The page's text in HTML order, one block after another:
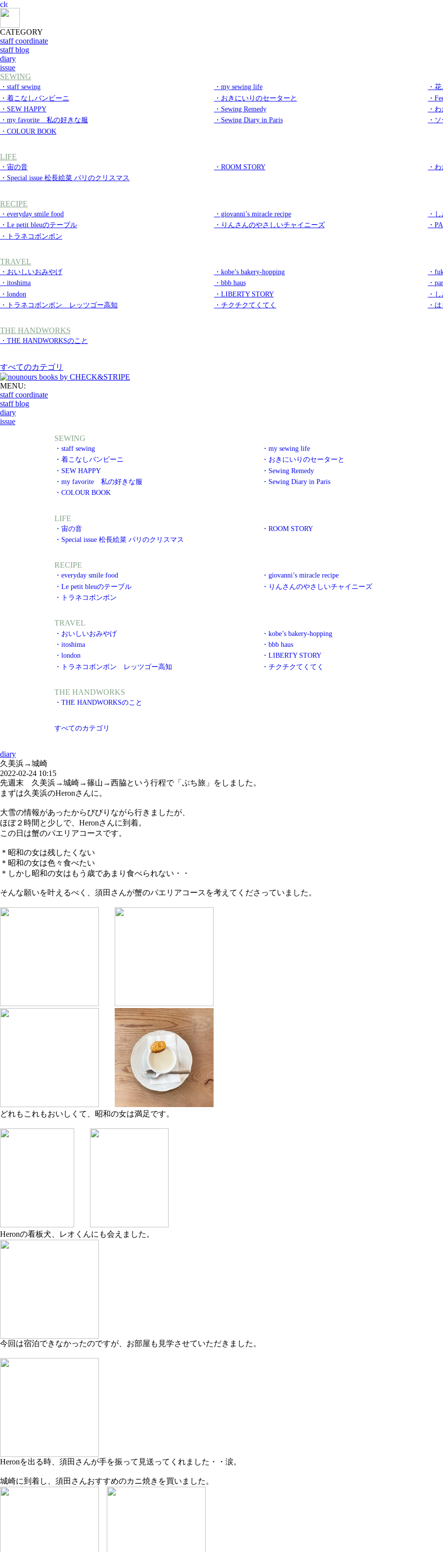
CATEGORY
staff coordinate
staff blog
diary
issue
SEWING
・staff sewing ・my sewing life
・
・着こなしバンビーニ
・おきにいりのセーターと
・
・SEW HAPPY
・Sewing Remedy
・
・my favorite 私の好きな服
・Sewing Diary in Paris
・
・COLOUR BOOK
LIFE
・宙の音 ・ROOM STORY
・
・Special issue 松長絵菜 パリのクリスマス
RECIPE
・everyday smile food ・giovanni’s miracle recipe
・
・Le petit bleuのテーブル
・りんさんのやさしいチャイニーズ
・
・トラネコボンボン
TRAVEL
・おいしいおみやげ ・kobe’s bakery-hopping
・
・itoshima
・bbb haus
・
・london
・LIBERTY STORY
・
・トラネコボンボン レッツゴー高知
・チクチクてくてく ・
THE HANDWORKS
・THE HANDWORKSのこと
すべてのカテゴリ
MENU:
staff coordinate
staff blog
diary
issue
SEWING
・staff sewing ・my sewing life
・着こなしバンビーニ
・おきにいりのセーターと
・SEW HAPPY
・Sewing Remedy
・my favorite 私の好きな服
・Sewing Diary in Paris
・COLOUR BOOK
LIFE
・宙の音 ・ROOM STORY
・Special issue 松長絵菜 パリのクリスマス
RECIPE
・everyday smile food ・giovanni’s miracle recipe
・Le petit bleuのテーブル
・りんさんのやさしいチャイニーズ
・トラネコボンボン
TRAVEL
・おいしいおみやげ ・kobe’s bakery-hopping
・itoshima
・bbb haus
・london
・LIBERTY STORY
・トラネコボンボン レッツゴー高知
・チクチクてくてく
THE HANDWORKS
・THE HANDWORKSのこと
すべてのカテゴリ
diary
久美浜→城崎
2022-02-24 10:15
先週末 久美浜→城崎→篠山→西脇という行程で「ぷち旅」をしました。
まずは久美浜のHeronさんに。
大雪の情報があったからびびりながら行きましたが、
ほぼ２時間と少しで、Heronさんに到着。
この日は蟹のパエリアコースです。
＊昭和の女は残したくない
＊昭和の女は色々食べたい
＊しかし昭和の女はもう歳であまり食べられない・・
そんな願いを叶えるべく、須田さんが蟹のパエリアコースを考えてくださっていました。
どれもこれもおいしくて、昭和の女は満足です。
Heronの看板犬、レオくんにも会えました。
今回は宿泊できなかったのですが、お部屋も見学させていただきました。
Heronを出る時、須田さんが手を振って見送ってくれました・・涙。
城崎に到着し、須田さんおすすめのカニ焼きを買いました。